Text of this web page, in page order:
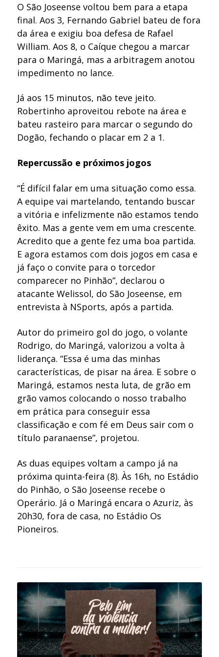
O São Joseense voltou bem para a etapa
final. Aos 3, Fernando Gabriel bateu de fora
da área e exigiu boa defesa de Rafael
William. Aos 8, o Caíque chegou a marcar
para o Maringá, mas a arbitragem anotou
impedimento no lance.
Já aos 15 minutos, não teve jeito.
Robertinho aproveitou rebote na área e
bateu rasteiro para marcar o segundo do
Dogão, fechando o placar em 2 a 1.
Repercussão e próximos jogos
“É difícil falar em uma situação como essa.
A equipe vai martelando, tentando buscar
a vitória e infelizmente não estamos tendo
êxito. Mas a gente vem em uma crescente.
Acredito que a gente fez uma boa partida.
E agora estamos com dois jogos em casa e
já faço o convite para o torcedor
comparecer no Pinhão”, declarou o
atacante Welissol, do São Joseense, em
entrevista à NSports, após a partida.
Autor do primeiro gol do jogo, o volante
Rodrigo, do Maringá, valorizou a volta à
liderança. “Essa é uma das minhas
características, de pisar na área. E sobre o
Maringá, estamos nesta luta, de grão em
grão vamos colocando o nosso trabalho
em prática para conseguir essa
classificação e com fé em Deus sair com o
título paranaense”, projetou.
As duas equipes voltam a campo já na
próxima quinta-feira (8). Às 16h, no Estádio
do Pinhão, o São Joseense recebe o
Operário. Já o Maringá encara o Azuriz, às
20h30, fora de casa, no Estádio Os
Pioneiros.